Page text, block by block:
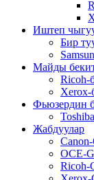
Иштеп
Бир
Майды
Ricoh-
Xerox-
Фьюзердин
Жабдуулар
OCE-
Ricoh-